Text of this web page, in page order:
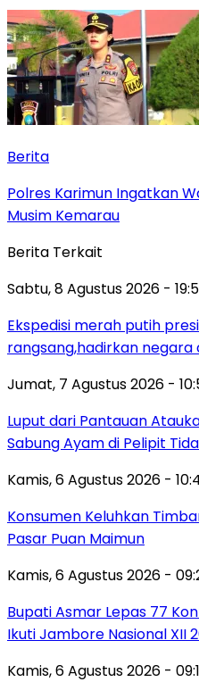
Berita
Polres Karimun Ingatkan
Musim Kemarau
Berita Terkait
Sabtu, 8 Agustus 2026 -
Ekspedisi merah putih
rangsang,hadirkan negara
Jumat, 7 Agustus 2026 -
Luput dari Pantauan
Sabung Ayam di Pelipit
Kamis, 6 Agustus 2026 -
Konsumen Keluhkan
Pasar Puan Maimun
Kamis, 6 Agustus 2026 -
Bupati Asmar Lepas 77
Ikuti Jambore Nasional XII
Kamis, 6 Agustus 2026 -